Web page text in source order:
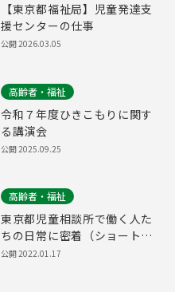
【東京都福祉局】児童発達支
援センターの仕事
公開2026.03.05
高齢者・福祉
令和７年度ひきこもりに関す
る講演会
公開2025.09.25
高齢者・福祉
東京都児童相談所で働く人た
ちの日常に密着（ショート
版）
公開2022.01.17